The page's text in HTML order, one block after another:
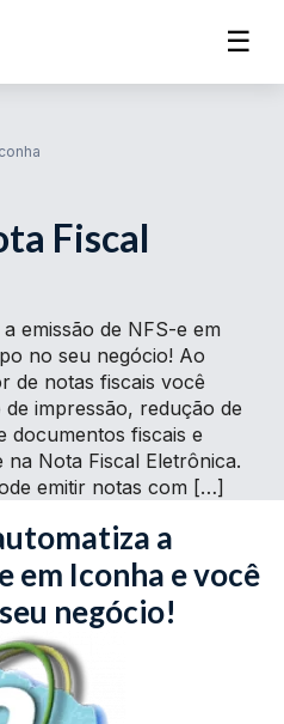
☰
Fiscal
emissão de NFS-e em
no seu negócio! Ao
de notas fiscais você
impressão, redução de
documentos fiscais e
Nota Fiscal Eletrônica.
emitir notas com […]
a
em Iconha e você
negócio!